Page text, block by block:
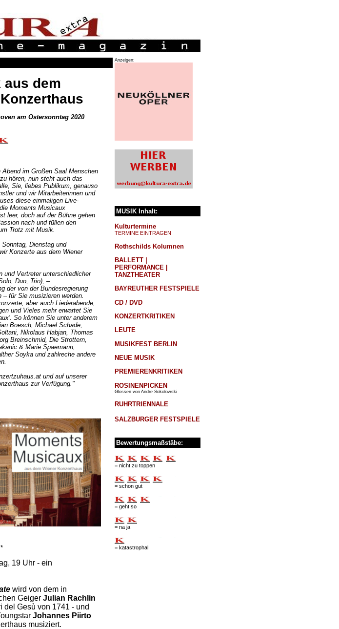
aus dem
am Ostersonntag 2020
im Großen Saal Menschen
hören, nun steht auch das
Sie, liebes Publikum, genauso
und wir Mitarbeiterinnen und
diese einmaligen Live-
Moments Musicaux
leer, doch auf der Bühne gehen
nach und füllen den
Trotz mit Musik.
Dienstag und
Konzerte aus dem Wiener
und Vertreter unterschiedlicher
Duo, Trio), –
der von der Bundesregierung
für Sie musizieren werden.
aber auch Liederabende,
und Vieles mehr erwartet Sie
So können Sie unter anderem
Boesch, Michael Schade,
Nikolaus Habjan, Thomas
Breinschmid, Die Strottern,
& Marie Spaemann,
Soyka und zahlreche andere
und auf unserer
zur Verfügung."
*
19 Uhr - ein
wird von dem in
Geiger Julian Rachlin
Gesù von 1741 - und
Johannes Piirto
musiziert.
Anzeigen:
MUSIK Inhalt:
Kulturtermine
TERMINE EINTRAGEN
Rothschilds Kolumnen
BALLETT |
PERFORMANCE |
TANZTHEATER
BAYREUTHER FESTSPIELE
CD / DVD
KONZERTKRITIKEN
LEUTE
MUSIKFEST BERLIN
NEUE MUSIK
PREMIERENKRITIKEN
ROSINENPICKEN
Glossen von Andre Sokolowski
RUHRTRIENNALE
SALZBURGER FESTSPIELE
Bewertungsmaßstäbe:
= nicht zu toppen
= schon gut
= geht so
= na ja
= katastrophal